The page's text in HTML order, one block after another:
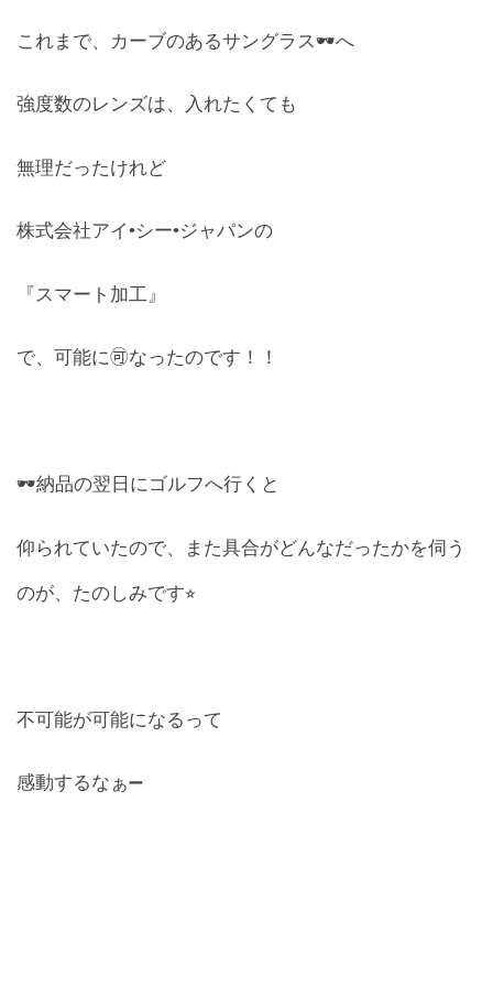
これまで、カーブのあるサングラス🕶️へ
強度数のレンズは、入れたくても
無理だったけれど
株式会社アイ•シー•ジャパンの
『スマート加工』
で、可能に🉑なったのです！！
🕶️納品の翌日にゴルフへ行くと
仰られていたので、また具合がどんなだったかを伺う
のが、たのしみです⭐︎
不可能が可能になるって
感動するなぁ➖